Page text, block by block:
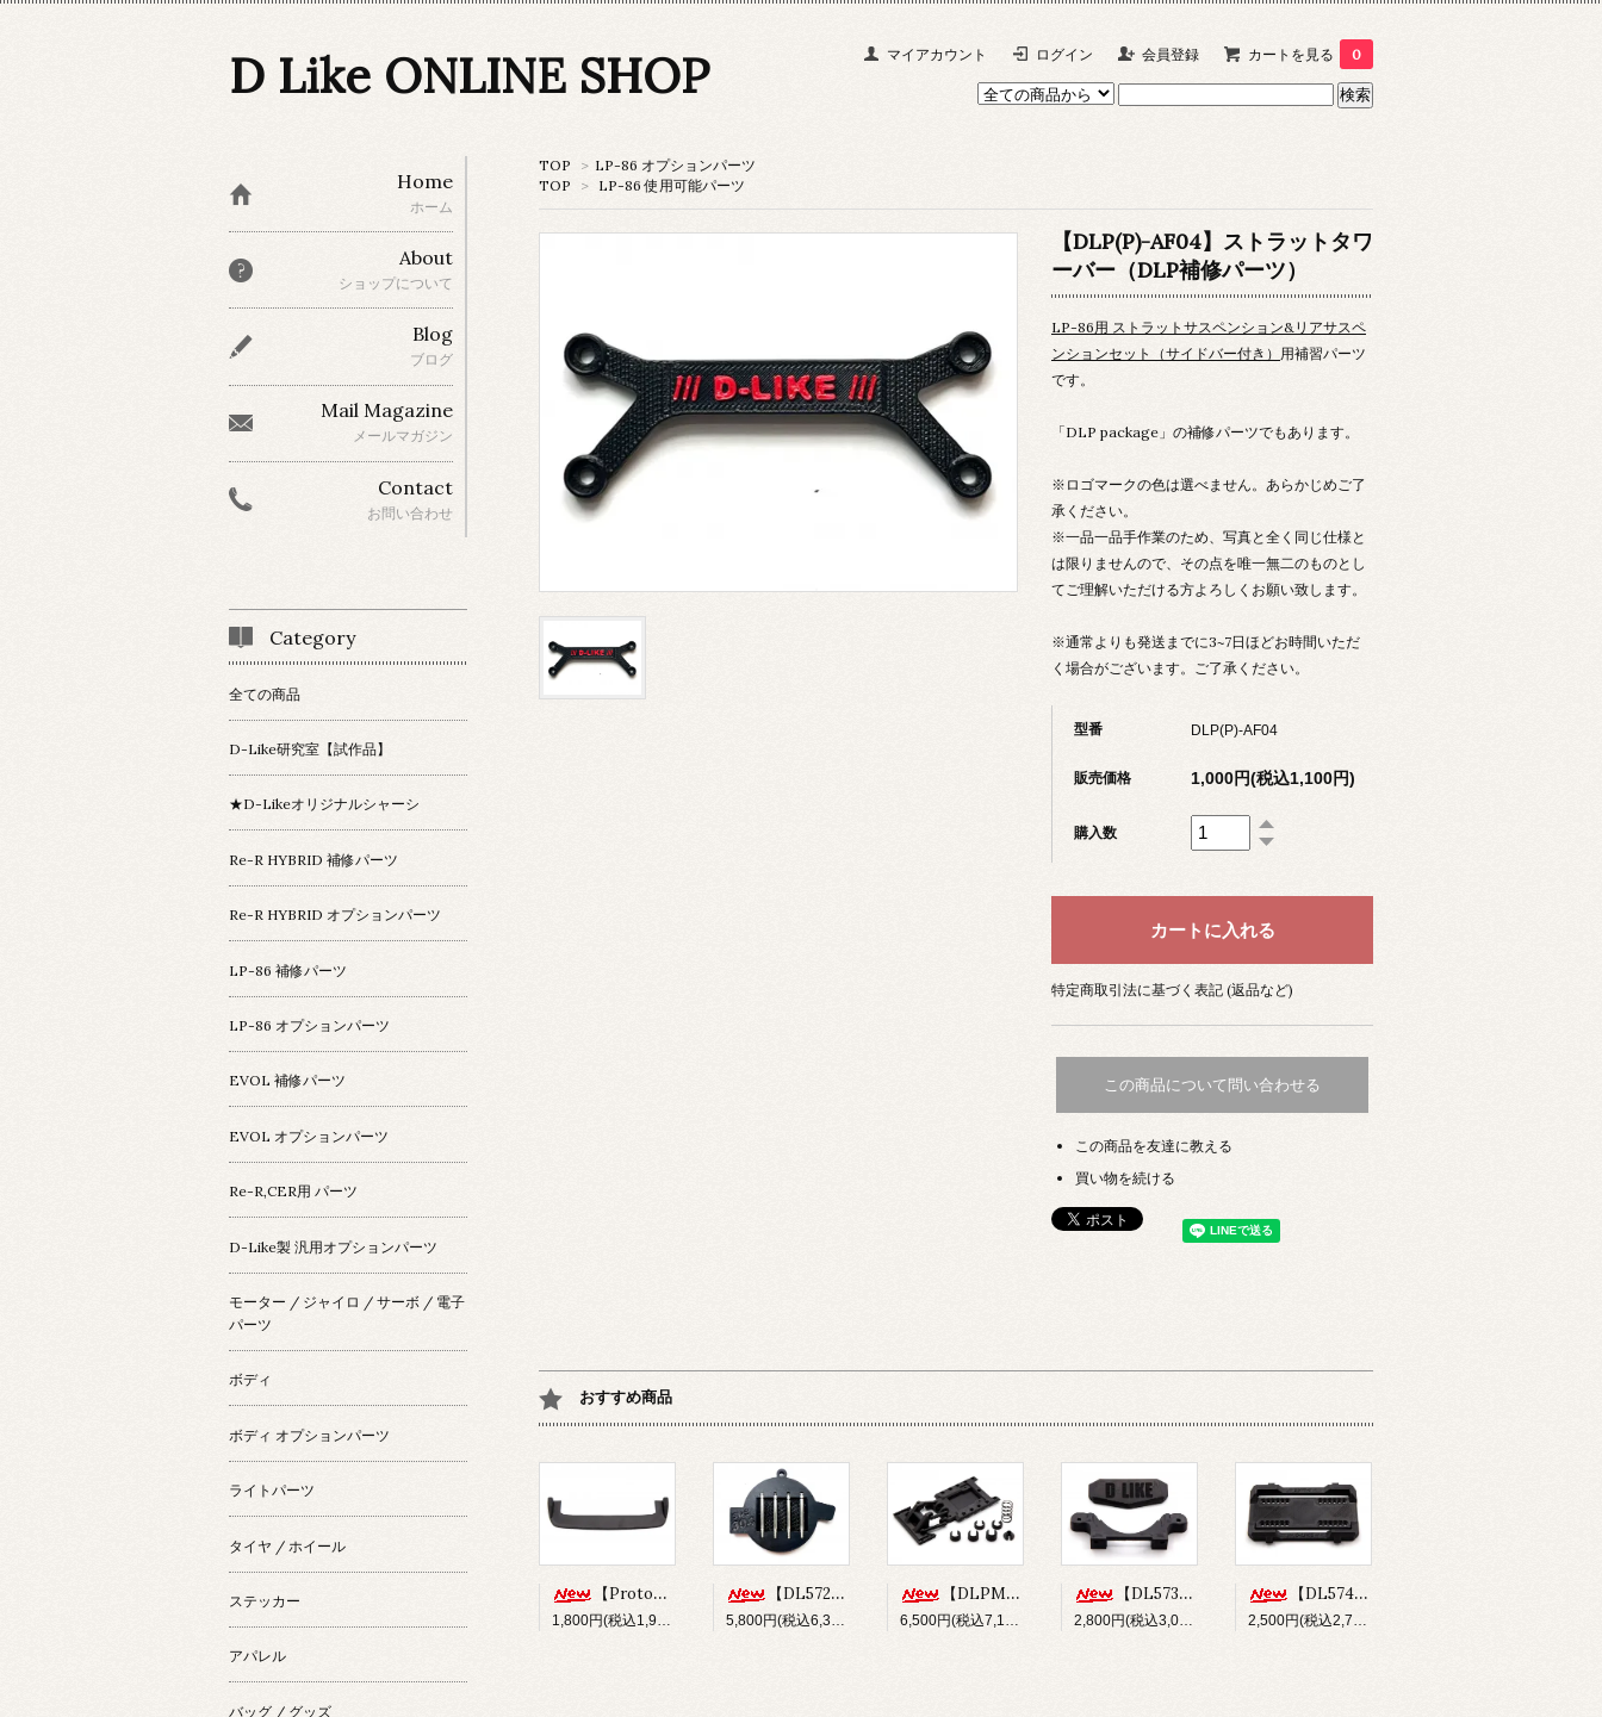
マイアカウント ログイン 会員登録 カートを見る 0
D Like ONLINE SHOP
TOP > LP-86 オプションパーツ
TOP
> LP-86 使用可能パーツ
【DLP(P)-AF04】ストラットタワ
ーバー（DLP補修パーツ）
LP-86用 ストラットサスペンション&リアサスペ
ンションセット（サイドバー付き） 用補習パーツ
です。
「DLP package」の補修パーツでもあります。
※ロゴマークの色は選べません。あらかじめご了
承ください。
※一品一品手作業のため、写真と全く同じ仕様と
は限りませんので、その点を唯一無二のものとし
てご理解いただける方よろしくお願い致します。
※通常よりも発送までに3~7日ほどお時間いただ
く場合がございます。ご了承ください。
型番 DLP(P)-AF04
販売価格 1,000円(税込1,100円)
購入数
特定商取引法に基づく表記 (返品など)
この商品について問い合わせる
この商品を友達に教える
買い物を続ける
おすすめ商品
【Prototype34】フロントディフューザー
1,800円(税込1,980円)
【DL572】SUS304 ステンレスショックシャフト(φ3x33.5mm)
5,800円(税込6,380円)
【DLPM-OP02】Rear LinkSus for DLPM
6,500円(税込7,150円)
【DL573】バンパー&フロントボディマウントセット(for Re-R HYBRID)
2,800円(税込3,080円)
【DL574】ショートバッテリーホルダー(for Re-R HYBRID)
2,500円(税込2,750円)
Home
ホーム
About
ショップについて
Blog
ブログ
Mail Magazine
メールマガジン
Contact
お問い合わせ
Category
全ての商品
D-Like研究室【試作品】
★D-Likeオリジナルシャーシ
Re-R HYBRID 補修パーツ
Re-R HYBRID オプションパーツ
LP-86 補修パーツ
LP-86 オプションパーツ
EVOL 補修パーツ
EVOL オプションパーツ
Re-R,CER用 パーツ
D-Like製 汎用オプションパーツ
モーター / ジャイロ / サーボ / 電子
パーツ
ボディ
ボディ オプションパーツ
ライトパーツ
タイヤ / ホイール
ステッカー
アパレル
バッグ / グッズ